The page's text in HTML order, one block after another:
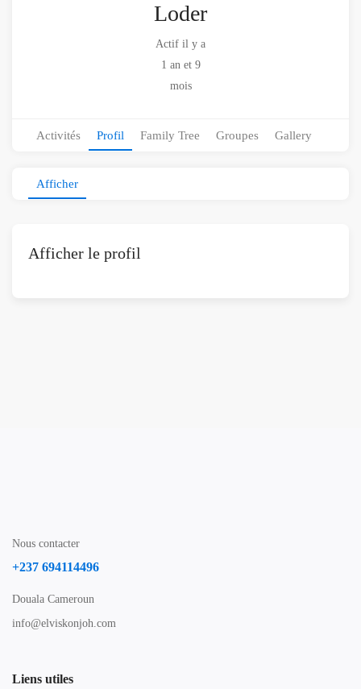
Loder
Actif il y a
1 an et 9
mois
Activités Profil Family Tree Groupes Gallery
Afficher
Afficher le profil
Nous contacter
+237 694114496
Douala Cameroun
info@elviskonjoh.com
Liens utiles